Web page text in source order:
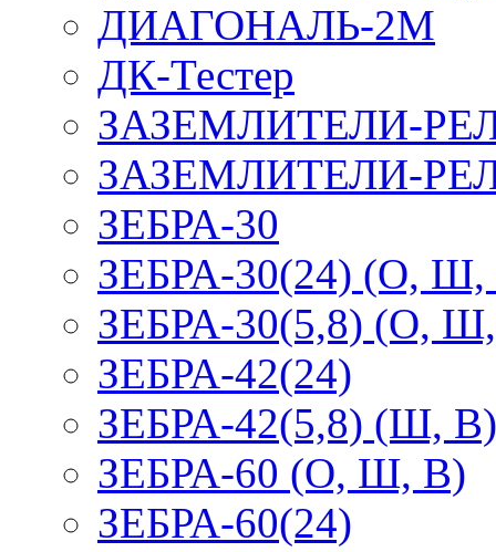
ДИАГОНАЛЬ-2М
ДК-Тестер
ЗАЗЕМЛИТЕЛИ-
ЗАЗЕМЛИТЕЛИ-
ЗЕБРА-30
ЗЕБРА-30(24) (О,
ЗЕБРА-30(5,8) (О,
ЗЕБРА-42(24)
ЗЕБРА-42(5,8) (Ш, В)
ЗЕБРА-60 (О, Ш, В)
ЗЕБРА-60(24)